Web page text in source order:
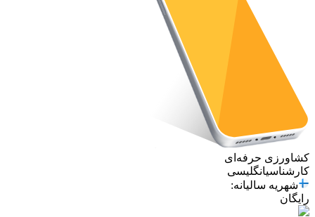
کشاورزی حرفه‌ای
کارشناسیانگلیسی
شهریه سالیانه:
رایگان